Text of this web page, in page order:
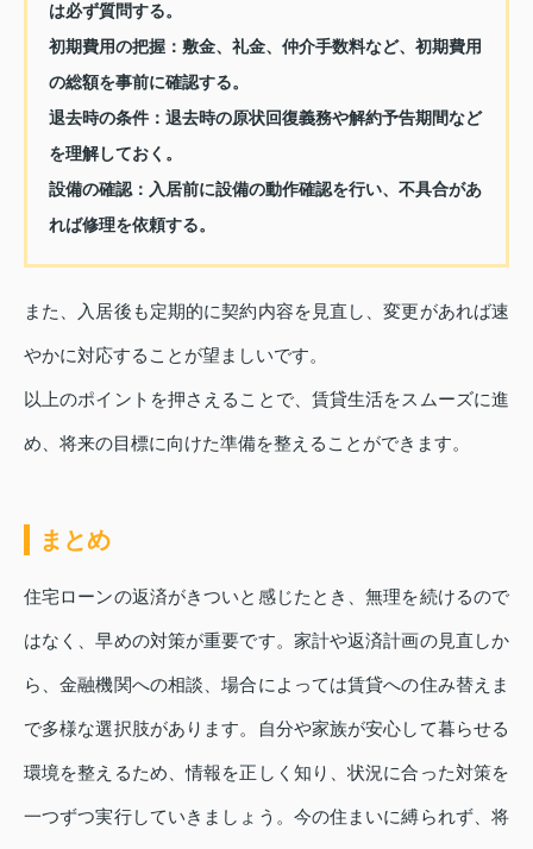
は必ず質問する。
初期費用の把握： 敷金、礼金、仲介手数料など、初期費用
の総額を事前に確認する。
退去時の条件： 退去時の原状回復義務や解約予告期間など
を理解しておく。
設備の確認： 入居前に設備の動作確認を行い、不具合があ
れば修理を依頼する。
また、入居後も定期的に契約内容を見直し、変更があれば速
やかに対応することが望ましいです。
以上のポイントを押さえることで、賃貸生活をスムーズに進
め、将来の目標に向けた準備を整えることができます。
まとめ
住宅ローンの返済がきついと感じたとき、無理を続けるので
はなく、早めの対策が重要です。家計や返済計画の見直しか
ら、金融機関への相談、場合によっては賃貸への住み替えま
で多様な選択肢があります。自分や家族が安心して暮らせる
環境を整えるため、情報を正しく知り、状況に合った対策を
一つずつ実行していきましょう。今の住まいに縛られず、将